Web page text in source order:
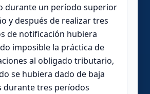
durante un período superior
y después de realizar tres
de notificación hubiera
imposible la práctica de
al obligado tributario,
se hubiera dado de baja
durante tres períodos